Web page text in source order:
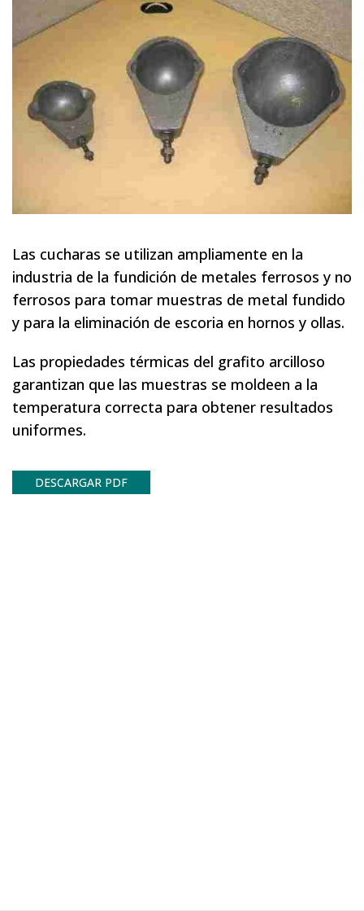
Las cucharas se utilizan ampliamente en la
industria de la fundición de metales ferrosos y no
ferrosos para tomar muestras de metal fundido
y para la eliminación de escoria en hornos y ollas.
Las propiedades térmicas del grafito arcilloso
garantizan que las muestras se moldeen a la
temperatura correcta para obtener resultados
uniformes.
DESCARGAR PDF